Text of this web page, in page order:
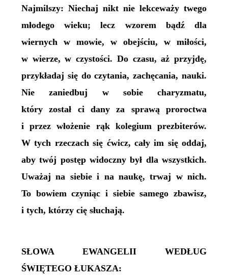
Najmilszy: Niechaj nikt nie lekceważy twego
młodego wieku; lecz wzorem bądź dla
wiernych w mowie, w obejściu, w miłości,
w wierze, w czystości. Do czasu, aż przyjdę,
przykładaj się do czytania, zachęcania, nauki.
Nie zaniedbuj w sobie charyzmatu,
który został ci dany za sprawą proroctwa
i przez włożenie rąk kolegium prezbiterów.
W tych rzeczach się ćwicz, cały im się oddaj,
aby twój postęp widoczny był dla wszystkich.
Uważaj na siebie i na naukę, trwaj w nich.
To bowiem czyniąc i siebie samego zbawisz,
i tych, którzy cię słuchają.
SŁOWA EWANGELII WEDŁUG
ŚWIĘTEGO ŁUKASZA: